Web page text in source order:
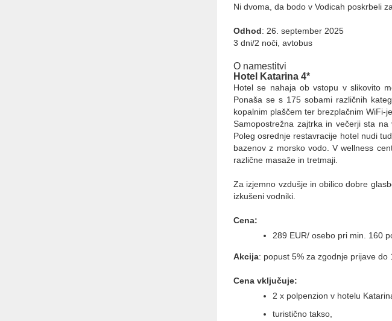
Ni dvoma, da bodo v Vodicah poskrbeli
Odhod: 26. september 2025
3 dni/2 noči, avtobus
O namestitvi
Hotel Katarina 4*
Hotel se nahaja ob vstopu v slikovito
Ponaša se s 175 sobami različnih
kopalnim plaščem ter brezplačnim WiFi-
Samopostrežna zajtrka in večerji sta
Poleg osrednje restavracije hotel nudi
bazenov z morsko vodo. V wellness
različne masaže in tretmaji.
Za izjemno vzdušje in obilico dobre
izkušeni vodniki.
Cena:
289 EUR/ osebo pri min. 160
Akcija: popust 5% za zgodnje prijave do
Cena vključuje:
2 x polpenzion v hotelu
turistično takso,